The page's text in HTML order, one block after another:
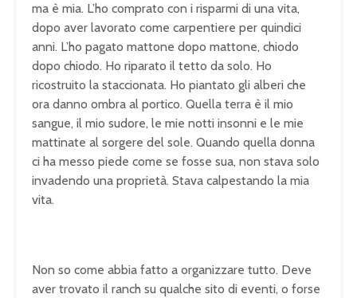
ma è mia. L’ho comprato con i risparmi di una vita,
dopo aver lavorato come carpentiere per quindici
anni. L’ho pagato mattone dopo mattone, chiodo
dopo chiodo. Ho riparato il tetto da solo. Ho
ricostruito la staccionata. Ho piantato gli alberi che
ora danno ombra al portico. Quella terra è il mio
sangue, il mio sudore, le mie notti insonni e le mie
mattinate al sorgere del sole. Quando quella donna
ci ha messo piede come se fosse sua, non stava solo
invadendo una proprietà. Stava calpestando la mia
vita.
Non so come abbia fatto a organizzare tutto. Deve
aver trovato il ranch su qualche sito di eventi, o forse